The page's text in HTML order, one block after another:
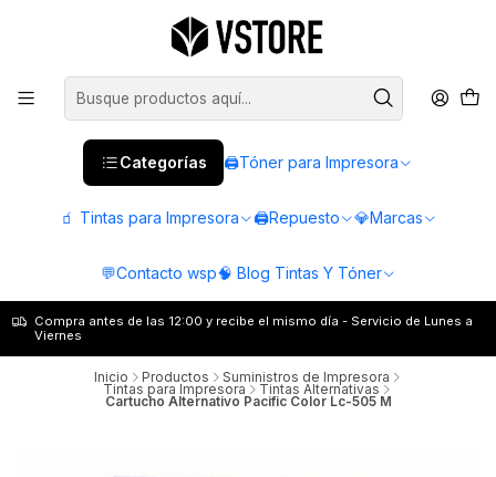
Categorías 🖨️Tóner para Impresora
🧃 Tintas para Impresora 🖨️Repuesto 💎Marcas
💬Contacto wsp🧠 Blog Tintas Y Tóner
Compra antes de las 12:00 y recibe el mismo día - Servicio de Lunes a
Viernes
Inicio Productos Suministros de Impresora
Tintas para Impresora Tintas Alternativas
Cartucho Alternativo Pacific Color Lc-505 M